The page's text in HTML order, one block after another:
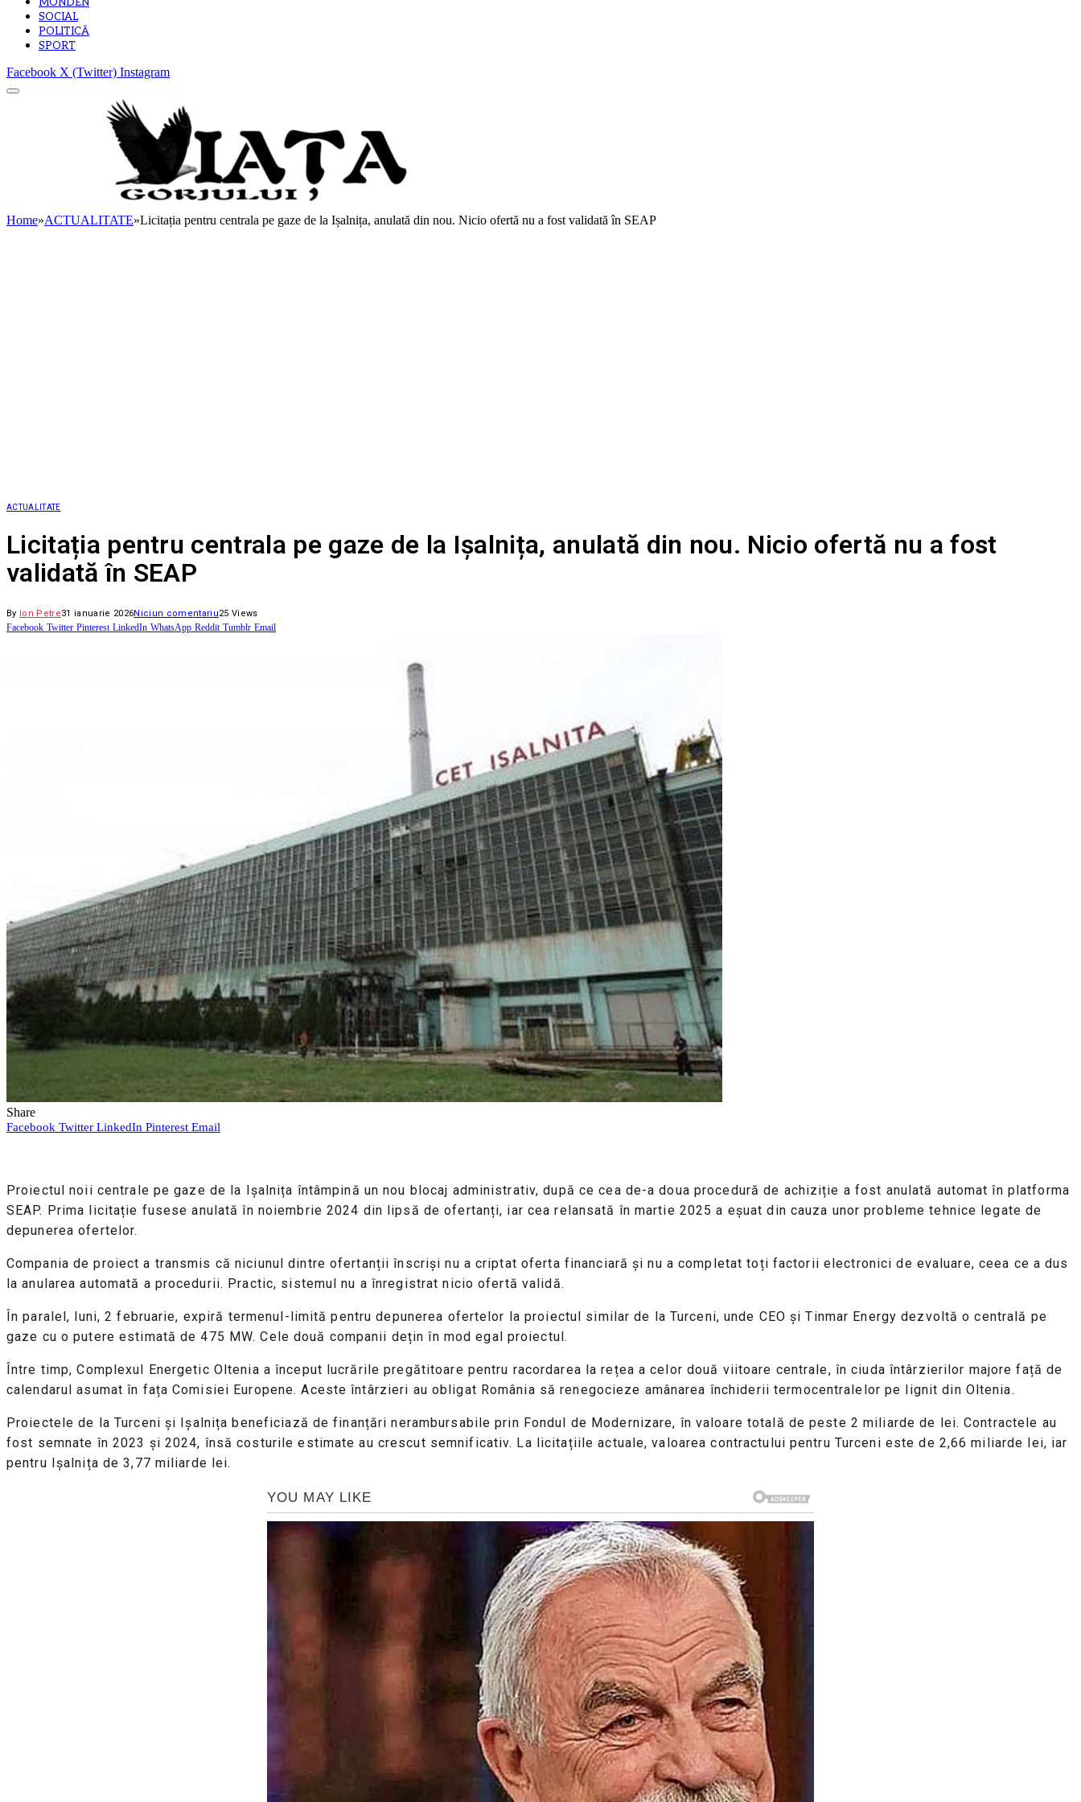
SOCIAL
POLITICĂ
SPORT
Facebook X (Twitter) Instagram
Home»ACTUALITATE»Licitația pentru centrala pe gaze de la Ișalnița, anulată din nou. Nicio ofertă nu a fost validată în SEAP
ACTUALITATE
Licitația pentru centrala pe gaze de la Ișalnița, anulată din nou. Nicio ofertă nu a fost
validată în SEAP
By Ion Petre31 ianuarie 2026Niciun comentariu25 Views
Facebook Twitter Pinterest LinkedIn WhatsApp Reddit Tumblr Email
Share
Facebook Twitter LinkedIn Pinterest Email
Proiectul noii centrale pe gaze de la Ișalnița întâmpină un nou blocaj administrativ, după ce cea de-a doua procedură de achiziție a fost anulată automat în platforma
SEAP. Prima licitație fusese anulată în noiembrie 2024 din lipsă de ofertanți, iar cea relansată în martie 2025 a eșuat din cauza unor probleme tehnice legate de
depunerea ofertelor.
Compania de proiect a transmis că niciunul dintre ofertanții înscriși nu a criptat oferta financiară și nu a completat toți factorii electronici de evaluare, ceea ce a dus
la anularea automată a procedurii. Practic, sistemul nu a înregistrat nicio ofertă validă.
În paralel, luni, 2 februarie, expiră termenul-limită pentru depunerea ofertelor la proiectul similar de la Turceni, unde CEO și Tinmar Energy dezvoltă o centrală pe
gaze cu o putere estimată de 475 MW. Cele două companii dețin în mod egal proiectul.
Între timp, Complexul Energetic Oltenia a început lucrările pregătitoare pentru racordarea la rețea a celor două viitoare centrale, în ciuda întârzierilor majore față de
calendarul asumat în fața Comisiei Europene. Aceste întârzieri au obligat România să renegocieze amânarea închiderii termocentralelor pe lignit din Oltenia.
Proiectele de la Turceni și Ișalnița beneficiază de finanțări nerambursabile prin Fondul de Modernizare, în valoare totală de peste 2 miliarde de lei. Contractele au
fost semnate în 2023 și 2024, însă costurile estimate au crescut semnificativ. La licitațiile actuale, valoarea contractului pentru Turceni este de 2,66 miliarde lei, iar
pentru Ișalnița de 3,77 miliarde lei.